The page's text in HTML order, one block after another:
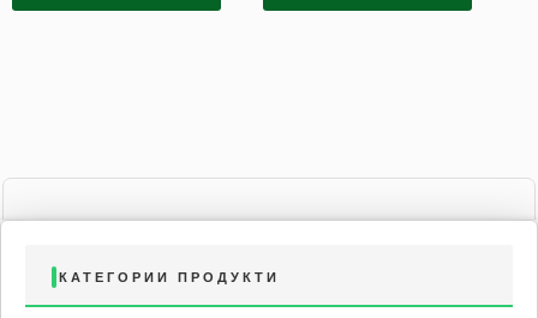
КАТЕГОРИИ ПРОДУКТИ